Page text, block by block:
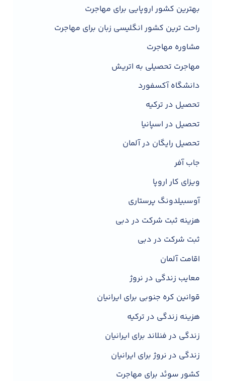
بهترین کشور اروپایی برای مهاجرت
راحت ترین کشور انگلیسی زبان برای مهاجرت
مشاوره مهاجرت
مهاجرت تحصیلی به اتریش
دانشگاه آکسفورد
تحصیل در ترکیه
تحصیل در اسپانیا
تحصیل رایگان در آلمان
جاب آفر
ویزای کار اروپا
آوسبیلدونگ پرستاری
هزینه ثبت شرکت در دبی
ثبت شرکت در دبی
اقامت آلمان
معایب زندگی در نروژ
قوانین کره جنوبی برای ایرانیان
هزینه زندگی در ترکیه
زندگی در فنلاند برای ایرانیان
زندگی در نروژ برای ایرانیان
کشور سوئد برای مهاجرت